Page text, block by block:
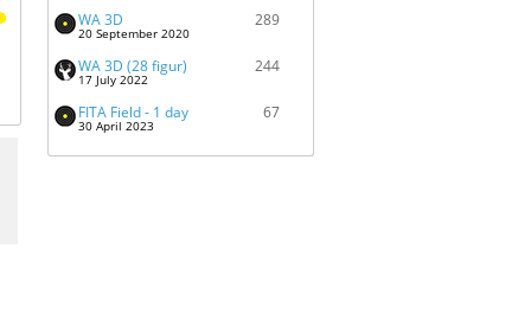
WA 3D
20 September 2020
289
WA 3D (28 figur)
17 July 2022
244
FITA Field - 1 day
30 April 2023
67